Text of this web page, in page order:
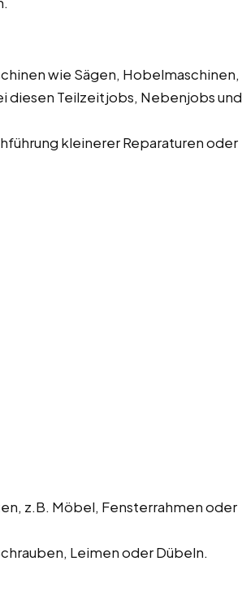
wie Sägen, Hobelmaschinen,
diesen Teilzeitjobs, Nebenjobs und
kleinerer Reparaturen oder
z.B. Möbel, Fensterrahmen oder
Leimen oder Dübeln.